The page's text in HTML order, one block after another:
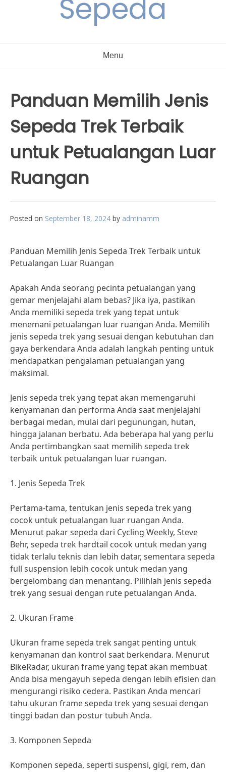
Sepeda
Menu
Panduan Memilih Jenis
Sepeda Trek Terbaik
untuk Petualangan Luar
Ruangan
Posted on September 18, 2024 by adminamm
Panduan Memilih Jenis Sepeda Trek Terbaik untuk
Petualangan Luar Ruangan
Apakah Anda seorang pecinta petualangan yang
gemar menjelajahi alam bebas? Jika iya, pastikan
Anda memiliki sepeda trek yang tepat untuk
menemani petualangan luar ruangan Anda. Memilih
jenis sepeda trek yang sesuai dengan kebutuhan dan
gaya berkendara Anda adalah langkah penting untuk
mendapatkan pengalaman petualangan yang
maksimal.
Jenis sepeda trek yang tepat akan memengaruhi
kenyamanan dan performa Anda saat menjelajahi
berbagai medan, mulai dari pegunungan, hutan,
hingga jalanan berbatu. Ada beberapa hal yang perlu
Anda pertimbangkan saat memilih sepeda trek
terbaik untuk petualangan luar ruangan.
1. Jenis Sepeda Trek
Pertama-tama, tentukan jenis sepeda trek yang
cocok untuk petualangan luar ruangan Anda.
Menurut pakar sepeda dari Cycling Weekly, Steve
Behr, sepeda trek hardtail cocok untuk medan yang
tidak terlalu teknis dan lebih datar, sementara sepeda
full suspension lebih cocok untuk medan yang
bergelombang dan menantang. Pilihlah jenis sepeda
trek yang sesuai dengan rute petualangan Anda.
2. Ukuran Frame
Ukuran frame sepeda trek sangat penting untuk
kenyamanan dan kontrol saat berkendara. Menurut
BikeRadar, ukuran frame yang tepat akan membuat
Anda bisa mengayuh sepeda dengan lebih efisien dan
mengurangi risiko cedera. Pastikan Anda mencari
tahu ukuran frame sepeda trek yang sesuai dengan
tinggi badan dan postur tubuh Anda.
3. Komponen Sepeda
Komponen sepeda, seperti suspensi, gigi, rem, dan